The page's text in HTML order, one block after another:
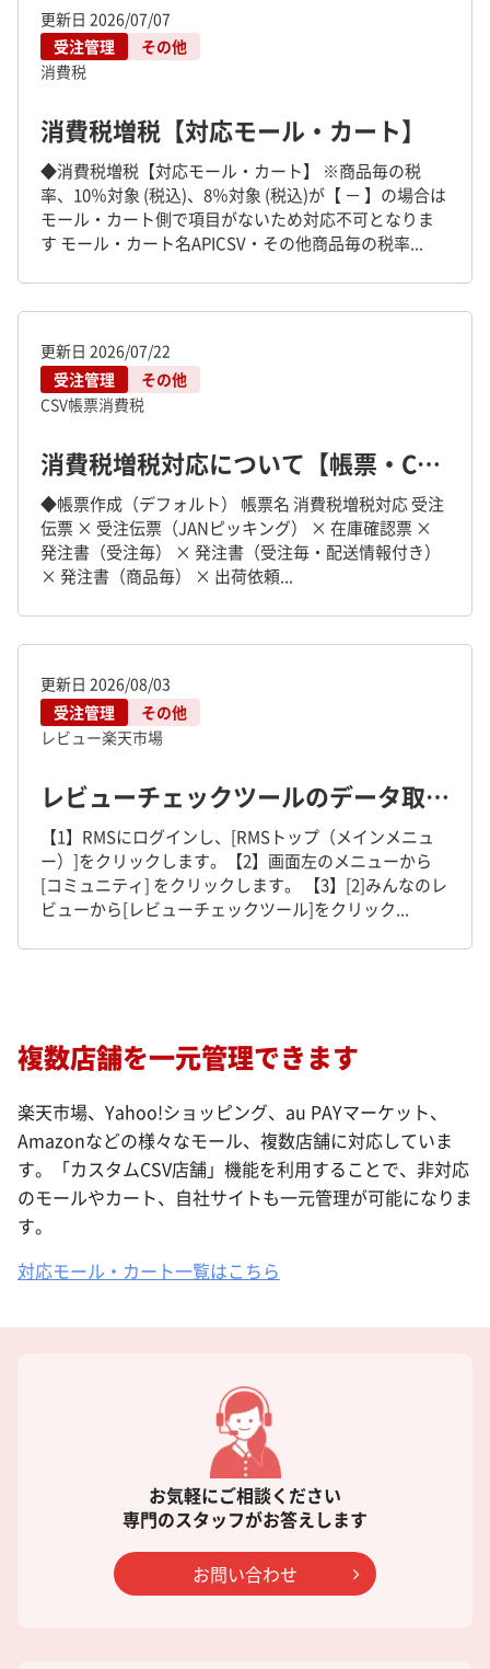
更新日 2026/07/07
受注管理
その他
消費税
消費税増税【対応モール・カート】
◆消費税増税【対応モール・カート】 ※商品毎の税
率、10％対象 (税込)、8％対象 (税込)が【 － 】の場合は
モール・カート側で項目がないため対応不可となりま
す モール・カート名APICSV・その他商品毎の税率...
更新日 2026/07/22
受注管理
その他
CSV帳票消費税
消費税増税対応について【帳票・CSV】
◆帳票作成（デフォルト） 帳票名 消費税増税対応 受注
伝票 × 受注伝票（JANピッキング） × 在庫確認票 ×
発注書（受注毎） × 発注書（受注毎・配送情報付き）
× 発注書（商品毎） × 出荷依頼...
更新日 2026/08/03
受注管理
その他
レビュー楽天市場
レビューチェックツールのデータ取込方法
【1】RMSにログインし、[RMSトップ（メインメニュ
ー）]をクリックします。【2】画面左のメニューから
[コミュニティ] をクリックします。 【3】[2]みんなのレ
ビューから[レビューチェックツール]をクリック...
複数店舗を一元管理できます
楽天市場、Yahoo!ショッピング、au PAYマーケット、
Amazonなどの様々なモール、複数店舗に対応していま
す。「カスタムCSV店舗」機能を利用することで、非対応
のモールやカート、自社サイトも一元管理が可能になりま
す。
対応モール・カート一覧はこちら
お気軽にご相談ください
専門のスタッフがお答えします
お問い合わせ